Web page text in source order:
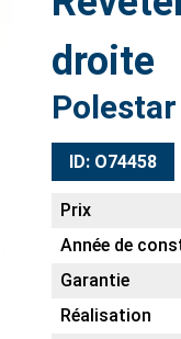
droite
ID: O74458
Prix
Année de
Garantie
Réalisation